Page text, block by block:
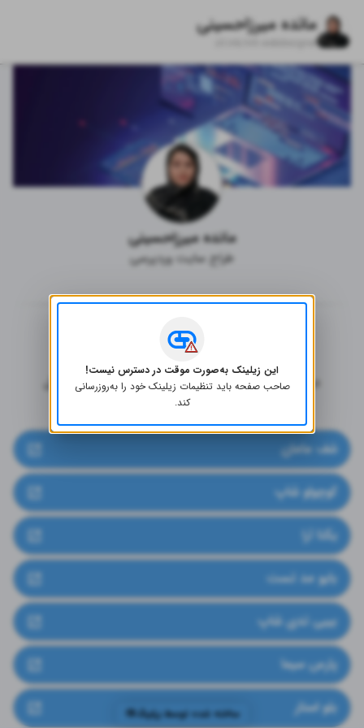
مائده میرزاحسینی
mh.webdesigner
مائده میرزاحسینی
طراح سایت وردپرسی
بخشی از نمونه کارهام:
شف مامان
کوچولو شاپ
یکتا آرا
بایو مد تست
بیبی تدی شاپ
پارس سیما
بلو استار ساخته شده توسط
این زیلینک به‌صورت موقت در دسترس نیست!
صاحب صفحه باید تنظیمات زیلینک خود را به‌روز‌رسانی
کند.